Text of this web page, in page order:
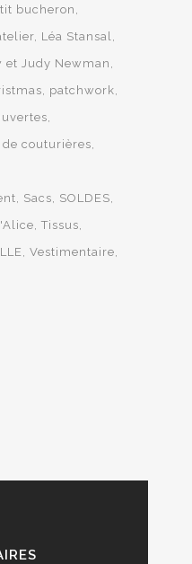
bucheron
Léa Stansal
et Judy Newman
patchwork
de couturières
Sacs
SOLDES
Tissus
Vestimentaire